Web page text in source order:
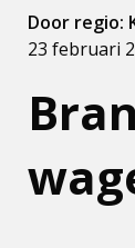
23 februari
Door regio: